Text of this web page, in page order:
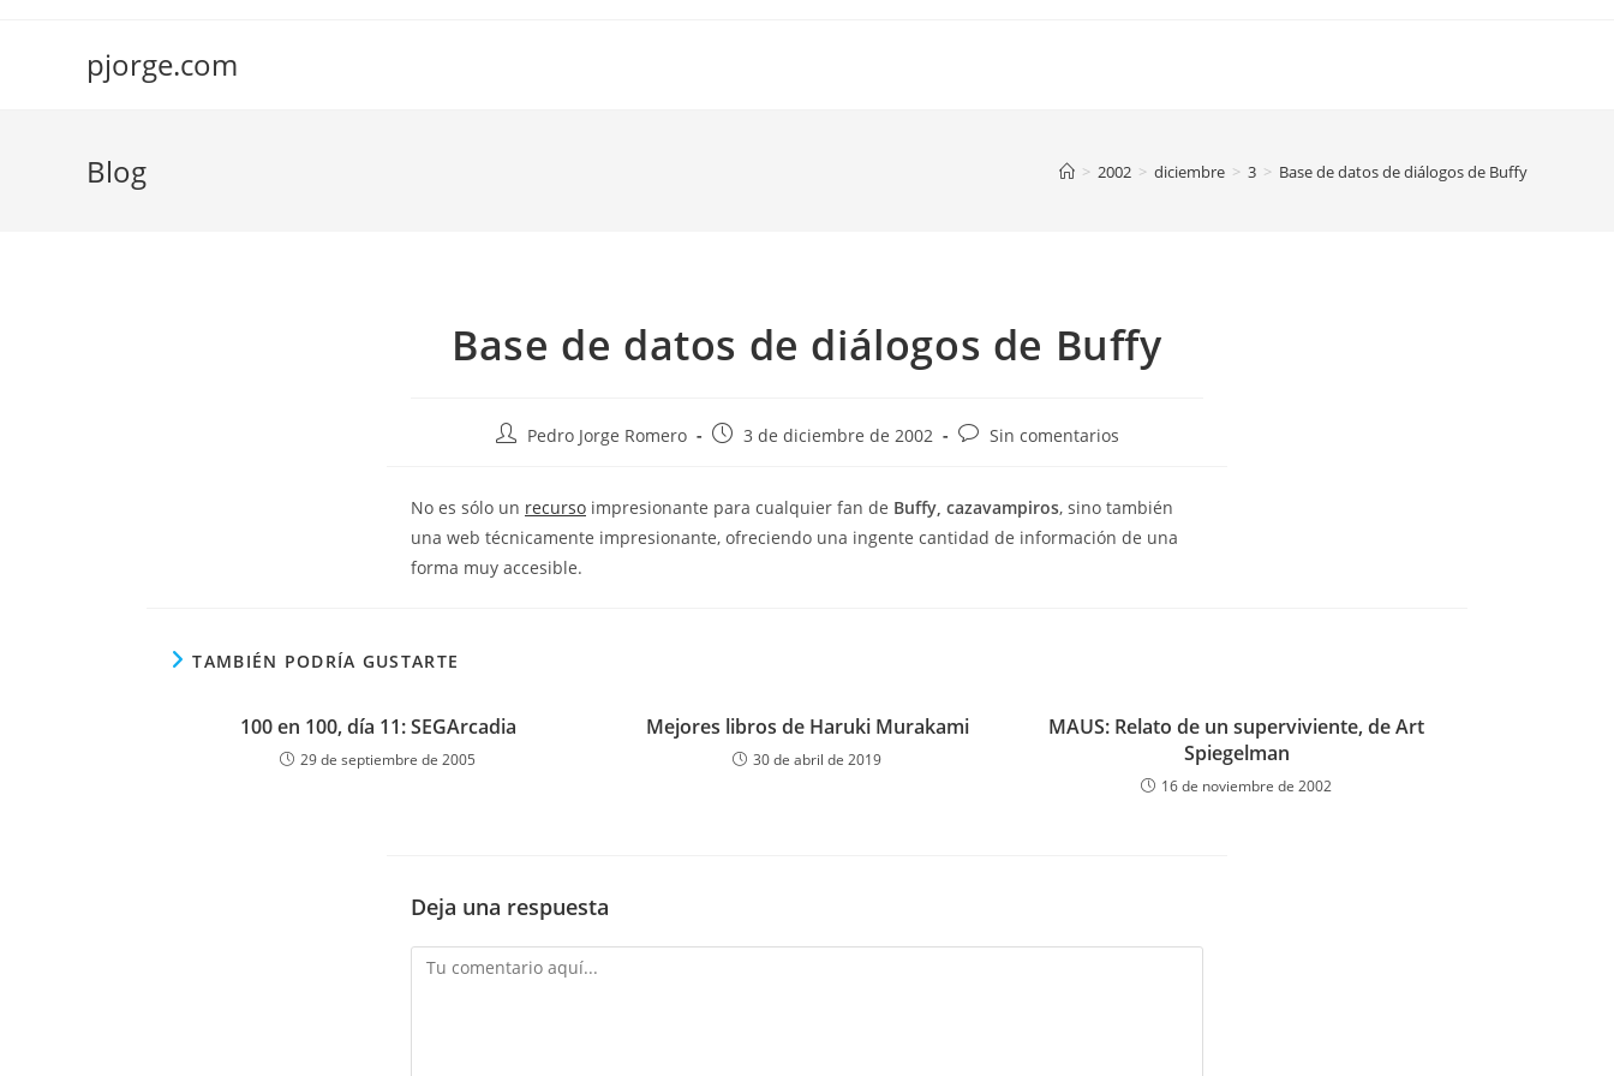
pjorge.com
Blog > 2002 > diciembre > 3 > Base de datos de diálogos de Buffy
Base de datos de diálogos de Buffy
Autor
entrada:
Pedro Jorge Romero
Publicación
entrada:
3 de diciembre de 2002
Comentarios
entrada:
Sin comentarios
No es sólo un recurso impresionante para cualquier fan de Buffy, cazavampiros, sino también
una web técnicamente impresionante, ofreciendo una ingente cantidad de información de una
forma muy accesible.
TAMBIÉN PODRÍA GUSTARTE
100 en 100, día 11: SEGArcadia
29 de septiembre de 2005
Mejores libros de Haruki Murakami
30 de abril de 2019
MAUS: Relato de un superviviente, de Art
Spiegelman
16 de noviembre de 2002
Deja una respuesta
Comentario